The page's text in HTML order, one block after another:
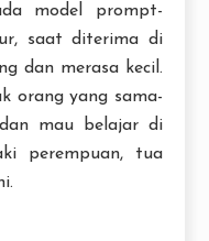
model prompt-
saat diterima di
dan merasa kecil.
orang yang sama-
mau belajar di
perempuan, tua